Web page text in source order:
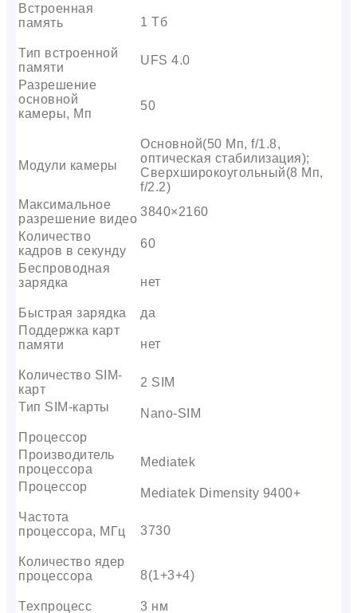
Встроенная
память
1 Тб
Тип встроенной
памяти
UFS 4.0
Разрешение
основной
камеры, Мп
50
Модули камеры
Основной(50 Мп, f/1.8,
оптическая стабилизация);
Сверхширокоугольный(8 Мп,
f/2.2)
Максимальное
разрешение видео
3840×2160
Количество
кадров в секунду
60
Беспроводная
зарядка
нет
Быстрая зарядка
да
Поддержка карт
памяти
нет
Количество SIM-
карт
2 SIM
Тип SIM-карты
Nano-SIM
Процессор
Производитель
процессора
Mediatek
Процессор
Mediatek Dimensity 9400+
Частота
процессора, МГц
3730
Количество ядер
процессора
8(1+3+4)
Техпроцесс 3 нм